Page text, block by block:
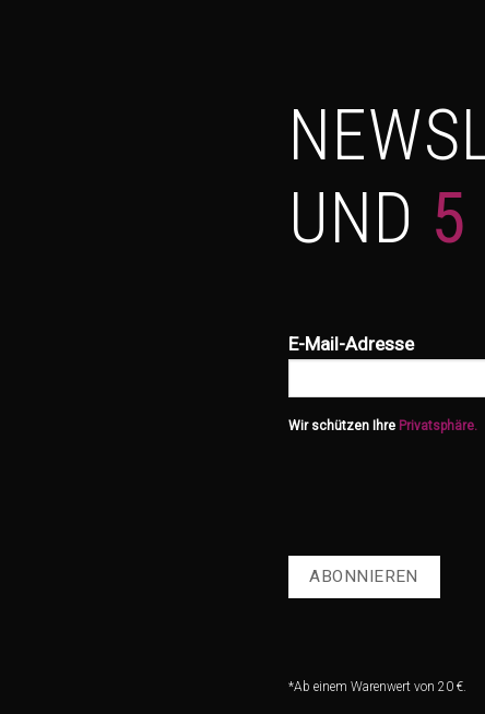
UND
E-Mail-Adresse
Wir schützen Ihre Privatsphäre.
*Ab einem Warenwert von 20 €.